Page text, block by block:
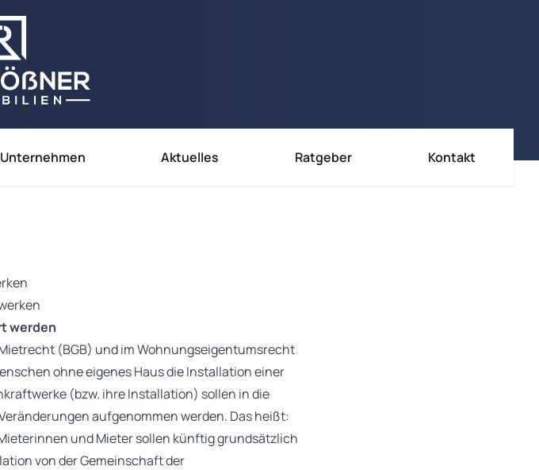
Unternehmen Aktuelles Ratgeber Kontakt
werden
(BGB) und im Wohnungseigentumsrecht
ohne eigenes Haus die Installation einer
(bzw. ihre Installation) sollen in die
aufgenommen werden. Das heißt:
und Mieter sollen künftig grundsätzlich
von der Gemeinschaft der